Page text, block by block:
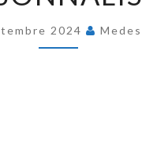
DE
2024